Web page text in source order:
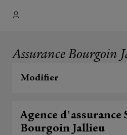
Assurance Bourgoin
Modifier
Agence d'assurance
Bourgoin Jallieu